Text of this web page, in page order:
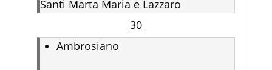
Santi Marta Maria e Lazzaro
30
Ambrosiano